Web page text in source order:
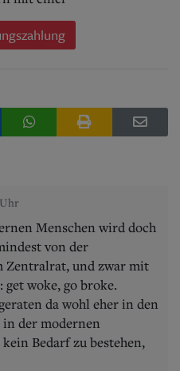
Menschen wird doch
von der
Zentralrat, und zwar mit
woke, go broke.
da wohl eher in den
der modernen
Bedarf zu bestehen,